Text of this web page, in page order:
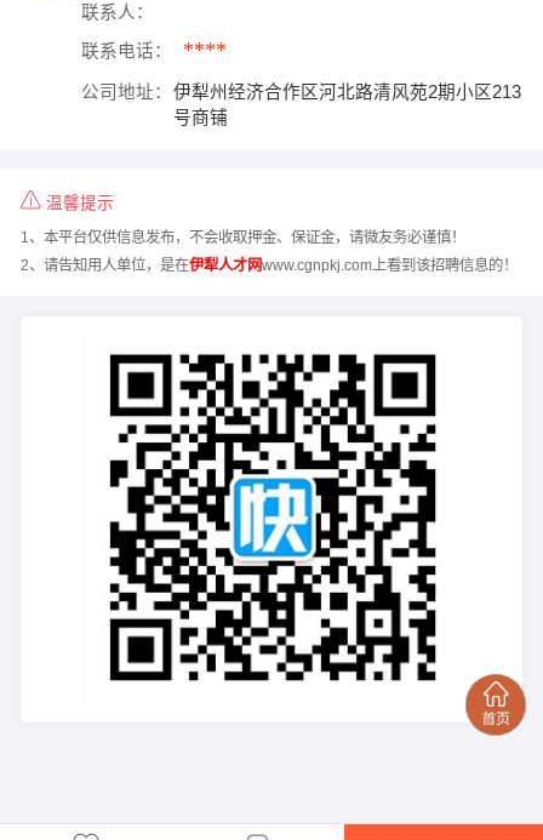
联系人：
联系电话： ****
公司地址：
伊犁州经济合作区河北路清风苑2期小区213
号商铺
温馨提示
1、本平台仅供信息发布，不会收取押金、保证金，请微友务必谨慎！
2、请告知用人单位，是在伊犁人才网www.cgnpkj.com上看到该招聘信息的！